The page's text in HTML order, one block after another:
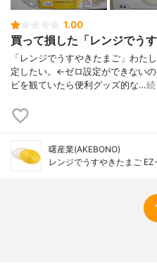
1.00
買って損した「レンジでう
「レンジでうすやきたまご」わた
定したい。←ゼロ設定ができない
ビを観ていたら便利グッズ的な…
曙産業(AKEBONO)
レンジでうすやきたまご